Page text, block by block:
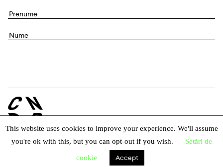
a
l
P
e
e
N
© 2026 Centrul Național al Dansului București
This website uses cookies to improve your experience. We'll assume
you're ok with this, but you can opt-out if you wish.
Setări de
cookie Accept